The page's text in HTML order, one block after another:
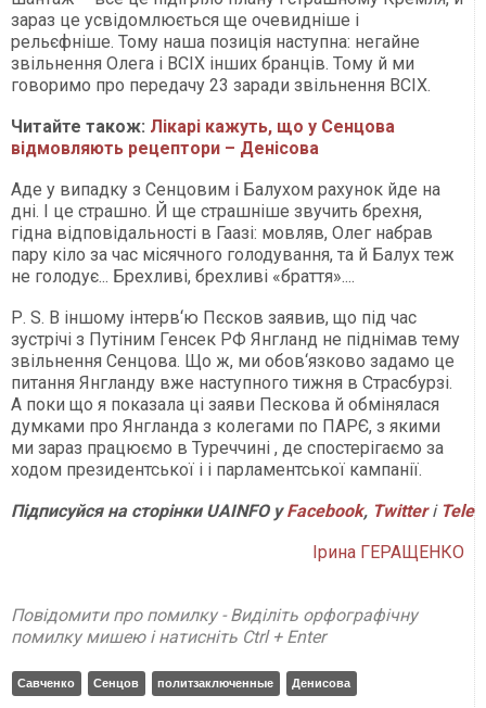
зараз це усвідомлюється ще очевидніше і
рельєфніше. Тому наша позиція наступна: негайне
звільнення Олега і ВСІХ інших бранців. Тому й ми
говоримо про передачу 23 заради звільнення ВСІХ.
Читайте також: Лікарі кажуть, що у Сенцова
відмовляють рецептори – Денісова
Аде у випадку з Сенцовим і Балухом рахунок йде на
дні. І це страшно. Й ще страшніше звучить брехня,
гідна відповідальності в Гаазі: мовляв, Олег набрав
пару кіло за час місячного голодування, та й Балух теж
не голодує... Брехливі, брехливі «браття»....
Р. S. В іншому інтерв‘ю Пєсков заявив, що під час
зустрічі з Путіним Генсек РФ Янгланд не піднімав тему
звільнення Сенцова. Що ж, ми обов‘язково задамо це
питання Янгланду вже наступного тижня в Страсбурзі.
А поки що я показала ці заяви Пескова й обмінялася
думками про Янгланда з колегами по ПАРЄ, з якими
ми зараз працюємо в Туреччині , де спостерігаємо за
ходом президентської і і парламентської кампанії.
Підписуйся на сторінкиUAINFOу Facebook, Twitterі
Ірина ГЕРАЩЕНКО
Повідомити про помилку - Виділіть орфографічну
помилку мишею і натисніть Ctrl + Enter
Савченко Сенцов политзаключенные Денисова